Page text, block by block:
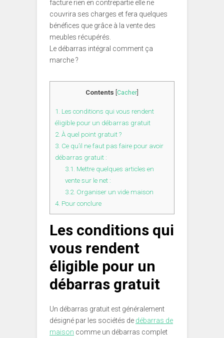
facture rien en contrepartie elle ne
couvrira ses charges et fera quelques
bénéfices que grâce à la vente des
meubles récupérés.
Le débarras intégral comment ça
marche ?
Contents Cacher
1. Les conditions qui vous rendent
éligible pour un débarras gratuit
2. À quel point gratuit ?
3. Ce qu’il ne faut pas faire pour avoir
débarras gratuit :
3.1. Mettre quelques articles en
vente sur le net :
3.2. Organiser un vide maison
4. Pour conclure
Les conditions qui
vous rendent
éligible pour un
débarras gratuit
Un débarras gratuit est généralement
désigné par les sociétés de débarras de
maison comme un débarras complet